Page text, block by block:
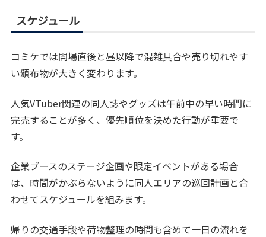
スケジュール
コミケでは開場直後と昼以降で混雑具合や売り切れやす
い頒布物が大きく変わります。
人気VTuber関連の同人誌やグッズは午前中の早い時間に
完売することが多く、優先順位を決めた行動が重要で
す。
企業ブースのステージ企画や限定イベントがある場合
は、時間がかぶらないように同人エリアの巡回計画と合
わせてスケジュールを組みます。
帰りの交通手段や荷物整理の時間も含めて一日の流れを